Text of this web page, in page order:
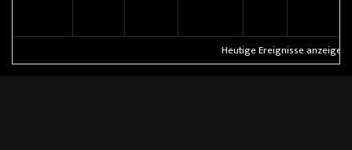
Heutige Ereignisse anzeigen